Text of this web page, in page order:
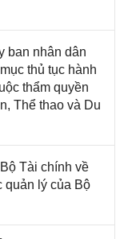
ban nhân dân
thủ tục hành
thẩm quyền
Thể thao và Du
Tài chính về
quản lý của Bộ